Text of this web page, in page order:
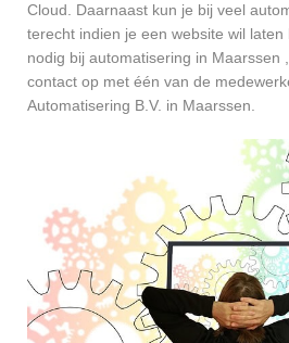
Cloud. Daarnaast kun je bij veel
terecht indien je een website wil
nodig bij automatisering in Maarssen
contact op met één van de
Automatisering B.V. in Maarssen.